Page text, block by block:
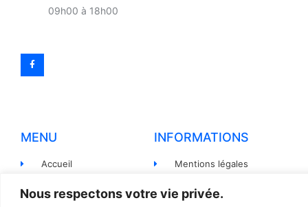
Nous respectons votre vie privée.
09h00 à 18h00
MENU
Accueil
INFORMATIONS
Mentions légales
Politiques de
confidentialité